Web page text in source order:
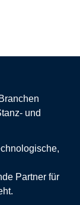
und
Partner für